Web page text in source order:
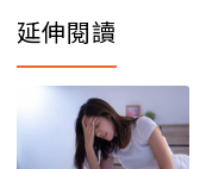
延伸閱讀